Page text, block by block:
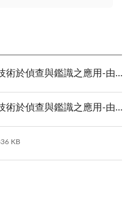
之應用-由二維到三維空間」JSON下載.json
之應用-由二維到三維空間」PDF下載.pdf
KB